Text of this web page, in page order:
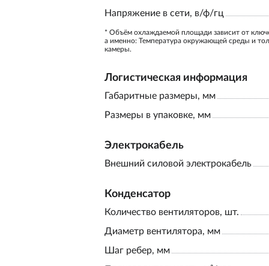
Напряжение в сети, в/ф/гц
* Объём охлаждаемой площади зависит от
а именно: Температура окружающей среды и
камеры.
Логистическая информация
Габаритные размеры, мм
Размеры в упаковке, мм
Электрокабель
Внешний силовой электрокабель
Конденсатор
Количество вентиляторов, шт.
Диаметр вентилятора, мм
Шаг ребер, мм